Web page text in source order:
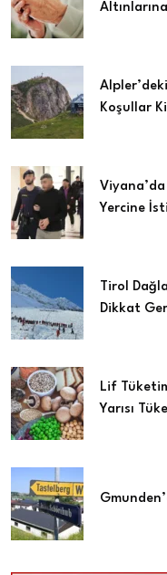
Koşullar
Yercine
Tirol
Dikkat
Lif
Yarısı